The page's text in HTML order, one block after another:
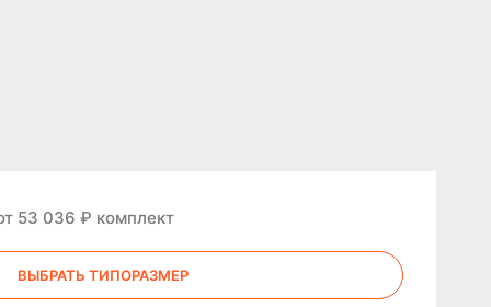
53 036 ₽ комплект
ВЫБРАТЬ ТИПОРАЗМЕР